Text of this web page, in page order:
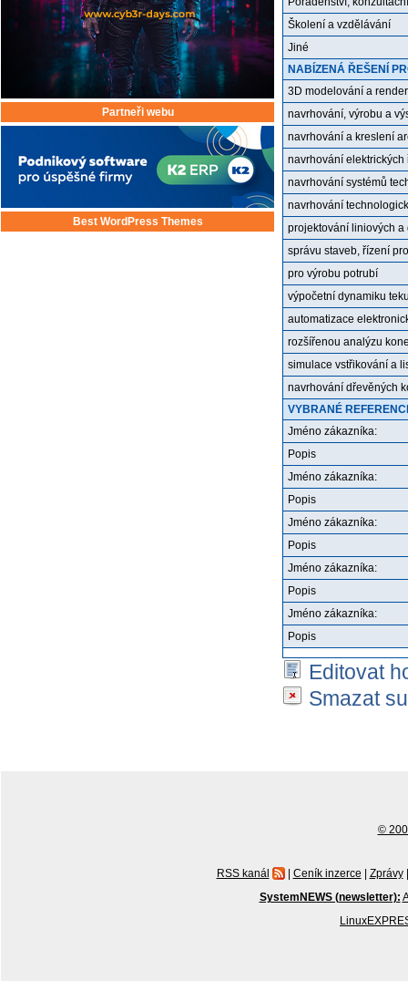
Partneři webu
Best WordPress Themes
Školení a vzdělávání
Jiné
NABÍZENÁ ŘEŠENÍ
3D modelování a
navrhování, výrobu a
navrhování a kreslení
navrhování elektrických
navrhování systémů
navrhování
projektování liniových a
správu staveb, řízení
pro výrobu potrubí
výpočetní dynamiku
automatizace
rozšířenou analýzu
simulace vstřikování a
navrhování dřevěných
VYBRANÉ
Jméno zákazníka:
Popis
Jméno zákazníka:
Popis
Jméno zákazníka:
Popis
Jméno zákazníka:
Popis
Jméno zákazníka:
Popis
Editovat
Smazat
©
RSS kanál | Ceník inzerce | Zprávy |
SystemNEWS (newsletter):